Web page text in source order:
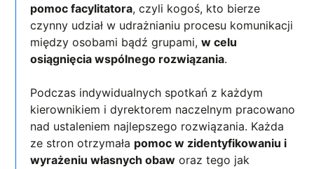
pomoc facylitatora, czyli kogoś, kto bierze
czynny udział w udrażnianiu procesu komunikacji
między osobami bądź grupami,w celu
osiągnięcia wspólnego rozwiązania.
Podczas indywidualnych spotkań z każdym
kierownikiem i dyrektorem naczelnym pracowano
nad ustaleniem najlepszego rozwiązania. Każda
ze stron otrzymała pomoc w zidentyfikowaniu i
wyrażeniu własnych obaw oraz tego jak